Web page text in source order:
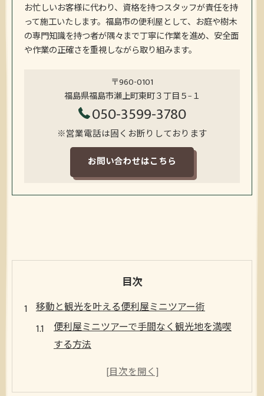
お忙しいお客様に代わり、資格を持つスタッフが責任を持
って施工いたします。福島市の便利屋として、お庭や樹木
の専門知識を持つ者が隅々まで丁寧に作業を進め、安全面
や作業の正確さを重視しながら取り組みます。
〒960-0101
福島県福島市瀬上町東町３丁目５−１
050-3599-3780
※営業電話は固くお断りしております
お問い合わせはこちら
目次
移動と観光を叶える便利屋ミニツアー術
便利屋ミニツアーで手間なく観光地を満喫
する方法
移動と体験を両立させる便利屋のツアー設